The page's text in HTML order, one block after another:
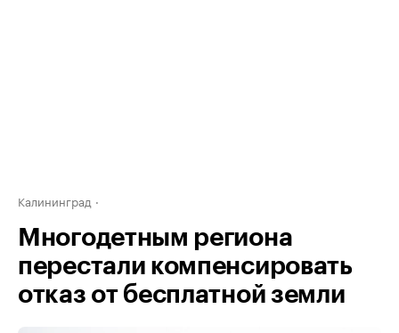
Калининград
Многодетным региона
перестали компенсировать
отказ от бесплатной земли